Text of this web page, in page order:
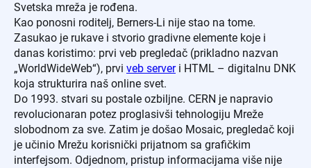
Svetska mreža je rođena.
Kao ponosni roditelj, Berners-Li nije stao na tome.
Zasukao je rukave i stvorio gradivne elemente koje i
danas koristimo: prvi veb pregledač (prikladno nazvan
„WorldWideWeb“), prvi veb serveri HTML – digitalnu DNK
koja strukturira naš online svet.
Do 1993. stvari su postale ozbiljne. CERN je napravio
revolucionaran potez proglasivši tehnologiju Mreže
slobodnom za sve. Zatim je došao Mosaic, pregledač koji
je učinio Mrežu korisnički prijatnom sa grafičkim
interfejsom. Odjednom, pristup informacijama više nije